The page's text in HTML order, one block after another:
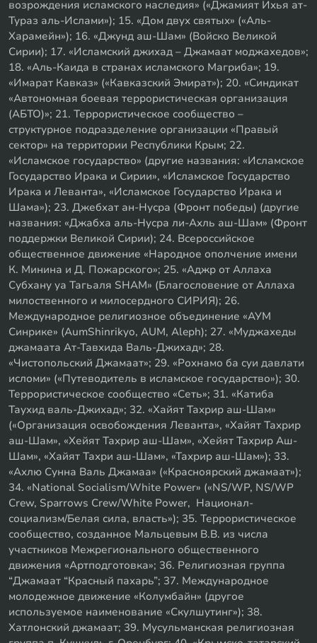
возрождения исламского наследия» («Джамият Ихья ат-
Тураз аль-Ислами»); 15. «Дом двух святых» («Аль-
Харамейн»); 16. «Джунд аш-Шам» (Войско Великой
Сирии); 17. «Исламский джихад – Джамаат моджахедов»;
18. «Аль-Каида в странах исламского Магриба»; 19.
«Имарат Кавказ» («Кавказский Эмират»); 20. «Синдикат
«Автономная боевая террористическая организация
(АБТО)»; 21. Террористическое сообщество –
структурное подразделение организации «Правый
сектор» на территории Республики Крым; 22.
«Исламское государство» (другие названия: «Исламское
Государство Ирака и Сирии», «Исламское Государство
Ирака и Леванта», «Исламское Государство Ирака и
Шама»); 23. Джебхат ан-Нусра (Фронт победы) (другие
названия: «Джабха аль-Нусра ли-Ахль аш-Шам» (Фронт
поддержки Великой Сирии); 24. Всероссийское
общественное движение «Народное ополчение имени
К. Минина и Д. Пожарского»; 25. «Аджр от Аллаха
Субхану уа Тагьаля SHAM» (Благословение от Аллаха
милоственного и милосердного СИРИЯ); 26.
Международное религиозное объединение «АУМ
Синрике» (AumShinrikyo, AUM, Aleph); 27. «Муджахеды
джамаата Ат-Тавхида Валь-Джихад»; 28.
«Чистопольский Джамаат»; 29. «Рохнамо ба суи давлати
исломи» («Путеводитель в исламское государство»); 30.
Террористическое сообщество «Сеть»; 31. «Катиба
Таухид валь-Джихад»; 32. «Хайят Тахрир аш-Шам»
(«Организация освобождения Леванта», «Хайят Тахрир
аш-Шам», «Хейят Тахрир аш-Шам», «Хейят Тахрир Аш-
Шам», «Хайят Тахри аш-Шам», «Тахрир аш-Шам»); 33.
«Ахлю Сунна Валь Джамаа» («Красноярский джамаат»);
34. «National Socialism/White Power» («NS/WP, NS/WP
Crew, Sparrows Crew/White Power, Национал-
социализм/Белая сила, власть»); 35. Террористическое
сообщество, созданное Мальцевым В.В. из числа
участников Межрегионального общественного
движения «Артподготовка»; 36. Религиозная группа
“Джамаат “Красный пахарь”; 37. Международное
молодежное движение «Колумбайн» (другое
используемое наименование «Скулшутинг»); 38.
Хатлонский джамаат; 39. Мусульманская религиозная